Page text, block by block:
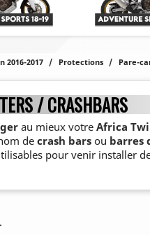
2016-2017 Protections Pare-
/ CRASHBARS
au mieux votre Africa
de crash bars ou barres
pour venir installer